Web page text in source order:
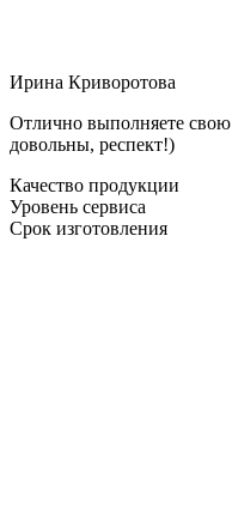
Ирина Криворотова
Отлично выполняете свою
довольны, респект!)
Качество продукции
Уровень сервиса
Срок изготовления